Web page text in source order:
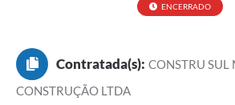
ENCERRADO
Contratada(s): CONSTRU SUL
CONSTRUÇÃO LTDA